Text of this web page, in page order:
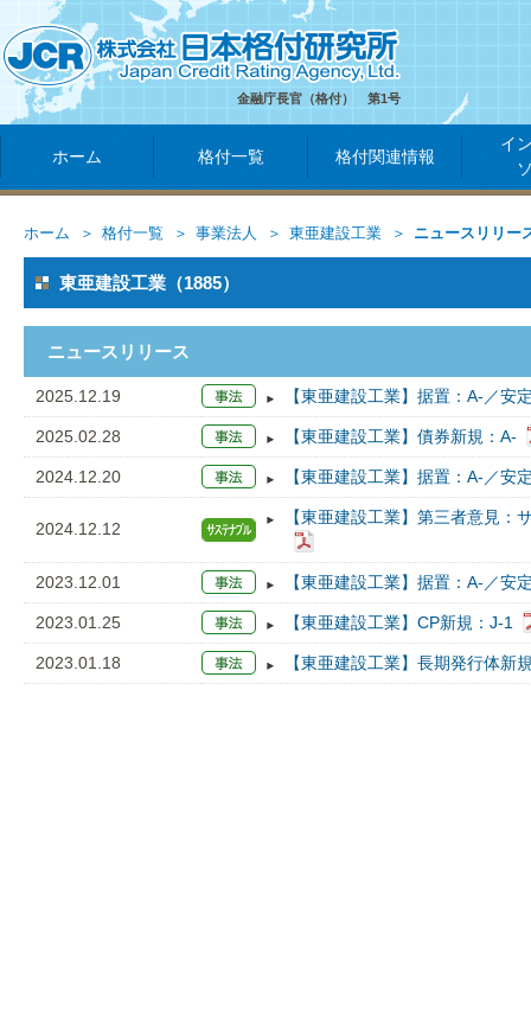
金融庁長官（格付） 第1号
ホーム 格付一覧 格付関連情報
イ
ホーム 格付一覧 事業法人 東亜建設工業 ニュースリリー
東亜建設工業（1885）
ニュースリリース
2025.12.19 【東亜建設工業】据置：A-／安
2025.02.28 【東亜建設工業】債券新規：A-
2024.12.20 【東亜建設工業】据置：A-／安
2024.12.12
【東亜建設工業】第三者意見
2023.12.01 【東亜建設工業】据置：A-／安
2023.01.25 【東亜建設工業】CP新規：J-1
2023.01.18 【東亜建設工業】長期発行体新